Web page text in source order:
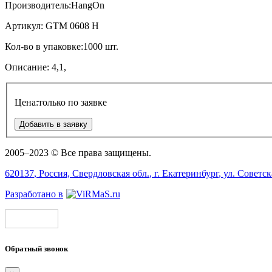
Производитель:HangOn
Артикул: GTM 0608 Н
Кол-во в упаковке:1000 шт.
Описание: 4,1,
Цена:только по заявке
Добавить в заявку
2005–2023 © Все права защищены.
620137, Россия, Свердловская обл., г. Екатеринбург, ул.
Разработано в
Обратный звонок